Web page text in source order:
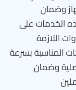
وضمان
الخدمات على
اللازمة
المناسبة بسرعة
وضمان